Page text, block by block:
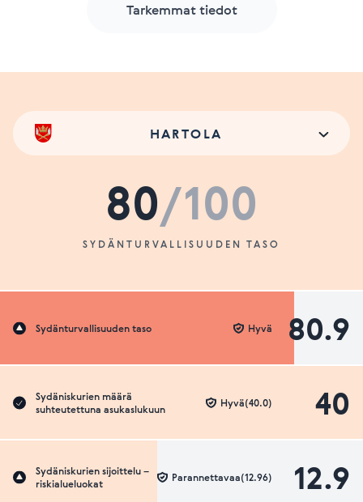
Tarkemmat tiedot
HARTOLA
80/100
SYDÄNTURVALLISUUDEN TASO
Sydänturvallisuuden taso 80.9
Hyvä
Sydäniskurien määrä
suhteutettuna asukaslukuun
40
Hyvä(40.0)
Sydäniskurien sijoittelu –
riskialueluokat
12.9
Parannettavaa(12.96)